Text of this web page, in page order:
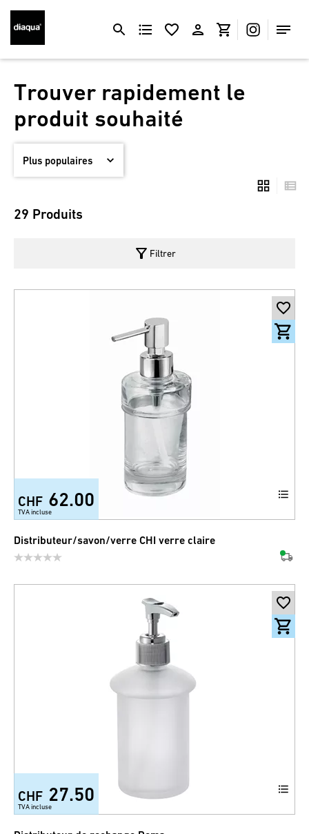
Trouver rapidement le
produit souhaité
29 Produits
filter_alt Filtrer
CHF 62.00
TVA incluse
Distributeur/savon/verre CHI verre claire
CHF 27.50
TVA incluse